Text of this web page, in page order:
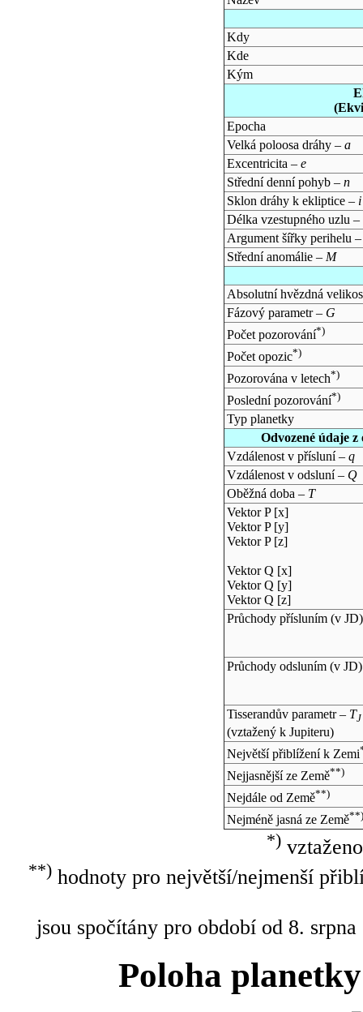
Kdy
Kde
Kým
Epocha
Velká poloosa dráhy – a
Excentricita – e
Střední denní pohyb – n
Sklon dráhy k ekliptice – i
Délka vzestupného uzlu –
Argument šířky perihelu
Střední anomálie – M
Absolutní hvězdná
Fázový parametr – G
Počet pozorování*)
Počet opozic*)
Pozorována v letech*)
Poslední pozorování*)
Typ planetky
Odvozené údaje
Vzdálenost v přísluní – q
Vzdálenost v odsluní – Q
Oběžná doba – T
Vektor P [x]
Vektor P [y]
Vektor P [z]
Vektor Q [x]
Vektor Q [y]
Vektor Q [z]
Průchody přísluním (v JD)
Průchody odsluním (v JD)
Tisserandův parametr – TJ
(vztažený k Jupiteru)
Největší přiblížení k Zemi
Nejjasnější ze Země**)
Nejdále od Země**)
Nejméně jasná ze Země**)
*)
**)hodnoty pro největší/nejmenší
jsou spočítány pro období od 8.
Poloha